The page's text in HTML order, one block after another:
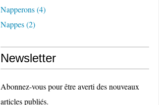
Napperons(4)
Nappes(2)
Newsletter
Abonnez-vous pour être averti des nouveaux
articles publiés.